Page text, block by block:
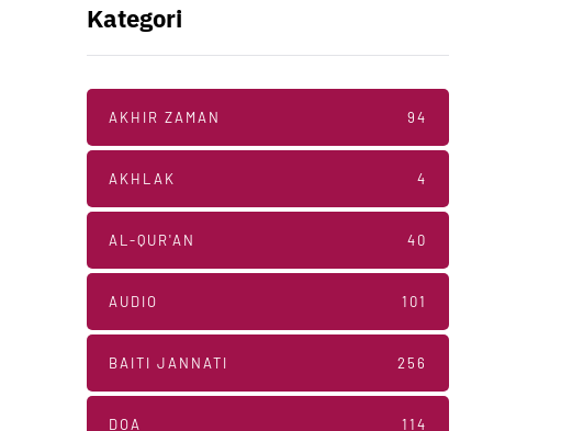
Kategori
AKHIR ZAMAN 94
AKHLAK 4
AL-QUR'AN 40
AUDIO 101
BAITI JANNATI 256
DOA 114